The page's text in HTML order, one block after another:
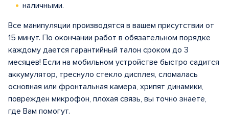
наличными.
Все манипуляции производятся в вашем присутствии от
15 минут. По окончании работ в обязательном порядке
каждому дается гарантийный талон сроком до 3
месяцев! Если на мобильном устройстве быстро садится
аккумулятор, треснуло стекло дисплея, сломалась
основная или фронтальная камера, хрипят динамики,
поврежден микрофон, плохая связь, вы точно знаете,
где Вам помогут.